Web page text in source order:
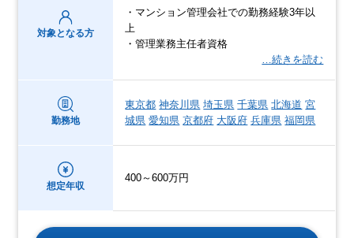
対象となる方
・マンション管理会社での勤務経験3年以
上
・管理業務主任者資格
…続きを読む
勤務地
東京都 神奈川県 埼玉県 千葉県 北海道 宮
城県 愛知県 京都府 大阪府 兵庫県 福岡県
想定年収
400～600万円